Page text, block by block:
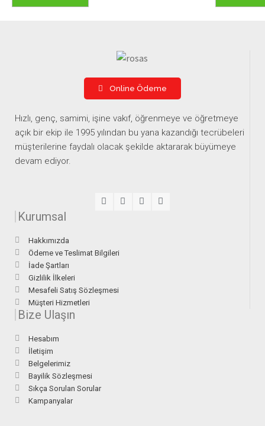
Online Ödeme
Hızlı, genç, samimi, işine vakıf, öğrenmeye ve öğretmeye
açık bir ekip ile 1995 yılından bu yana kazandığı tecrübeleri
müşterilerine faydalı olacak şekilde aktararak büyümeye
devam ediyor.
Kurumsal
Hakkımızda
Ödeme ve Teslimat Bilgileri
İade Şartları
Gizlilik İlkeleri
Mesafeli Satış Sözleşmesi
Müşteri Hizmetleri
Bize Ulaşın
Hesabım
İletişim
Belgelerimiz
Bayilik Sözleşmesi
Sıkça Sorulan Sorular
Kampanyalar